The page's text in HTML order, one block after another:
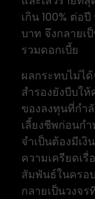
เกิน 100% ต่อ
บาท จึงกลายเ
รวมดอกเบี้ย
ผลกระทบไม่ได้
สำรองยังบีบใ
ของลงทุนที่กำ
เลี้ยงชีพก่อนก
จำเป็นต้องมีเ
ความเครียดเ
สัมพันธ์ในครอ
กลายเป็นวงจ